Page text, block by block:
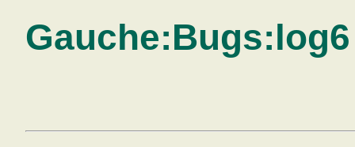
Gauche:Bugs:log6